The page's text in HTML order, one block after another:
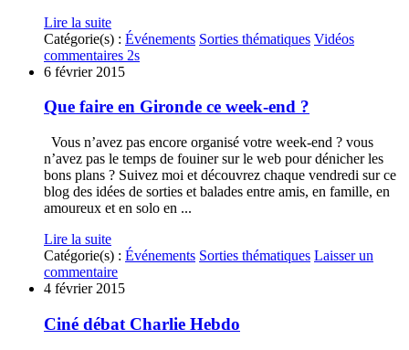
Lire la suite
Catégorie(s) : Événements Sorties thématiques Vidéos
commentaires 2s
6 février 2015
Que faire en Gironde ce week-end ?
Vous n’avez pas encore organisé votre week-end ? vous
n’avez pas le temps de fouiner sur le web pour dénicher les
bons plans ? Suivez moi et découvrez chaque vendredi sur ce
blog des idées de sorties et balades entre amis, en famille, en
amoureux et en solo en ...
Lire la suite
Catégorie(s) : Événements Sorties thématiques Laisser un
commentaire
4 février 2015
Ciné débat Charlie Hebdo